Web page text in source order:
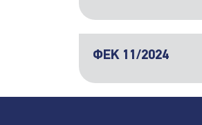
ΦΕΚ 11/2024